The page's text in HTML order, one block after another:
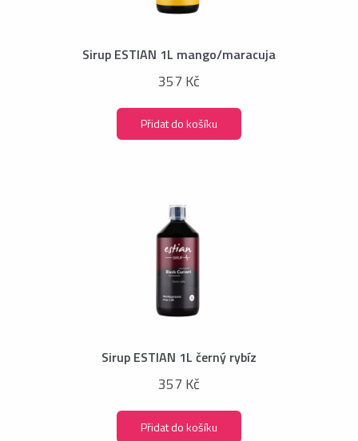
Sirup ESTIAN 1L mango/maracuja
357 Kč
Přidat do košíku
Sirup ESTIAN 1L černý rybíz
357 Kč
Přidat do košíku